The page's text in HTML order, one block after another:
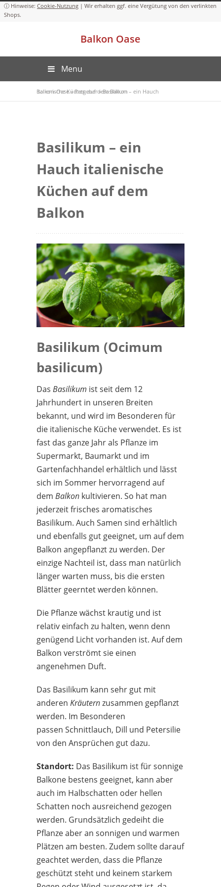
Cookie-Nutzung
Balkon Oase
Menu
Balkon-Oase»Ratgeber»
Basilikum – ein Hauch italienische Küchen auf dem Balkon
Basilikum – ein
Hauch italienische
Küchen auf dem
Balkon
Basilikum (Ocimum
basilicum)
Das Basilikum ist seit dem 12
Jahrhundert in unseren Breiten
bekannt, und wird im Besonderen für
die italienische Küche verwendet. Es ist
fast das ganze Jahr als Pflanze im
Supermarkt, Baumarkt und im
Gartenfachhandel erhältlich und lässt
sich im Sommer hervorragend auf
dem Balkon kultivieren. So hat man
jederzeit frisches aromatisches
Basilikum. Auch Samen sind erhältlich
und ebenfalls gut geeignet, um auf dem
Balkon angepflanzt zu werden. Der
einzige Nachteil ist, dass man natürlich
länger warten muss, bis die ersten
Blätter geerntet werden können.
Die Pflanze wächst krautig und ist
relativ einfach zu halten, wenn denn
genügend Licht vorhanden ist. Auf dem
Balkon verströmt sie einen
angenehmen Duft.
Das Basilikum kann sehr gut mit
anderen Kräuternzusammen gepflanzt
werden. Im Besonderen
passen Schnittlauch, Dill und Petersilie
von den Ansprüchen gut dazu.
Standort: Das Basilikum ist für sonnige
Balkone bestens geeignet, kann aber
auch im Halbschatten oder hellen
Schatten noch ausreichend gezogen
werden. Grundsätzlich gedeiht die
Pflanze aber an sonnigen und warmen
Plätzen am besten. Zudem sollte darauf
geachtet werden, dass die Pflanze
geschützt steht und keinem starkem